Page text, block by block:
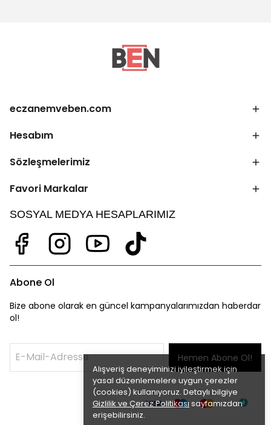
Alışveriş deneyiminizi iyileştirmek için
yasal düzenlemelere uygun çerezler
(cookies) kullanıyoruz. Detaylı bilgiye
Gizlilik ve Çerez Politikası sayfamızdan
erişebilirsiniz.
eczanemveben.com
Hesabım
Sözleşmelerimiz
Favori Markalar
SOSYAL MEDYA HESAPLARIMIZ
Abone Ol
Bize abone olarak en güncel kampanyalarımızdan haberdar
ol!
Hemen Abone Ol!